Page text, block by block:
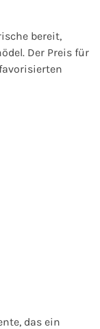
bereit,
Der Preis für
das ein